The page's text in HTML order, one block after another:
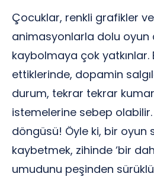
Çocuklar, renkli grafikler
animasyonlarla dolu oyun
kaybolmaya çok yatkınlar.
ettiklerinde, dopamin
durum, tekrar tekrar
istemelerine sebep olabilir.
döngüsü! Öyle ki, bir oyun
kaybetmek, zihinde ‘bir
umudunu peşinden